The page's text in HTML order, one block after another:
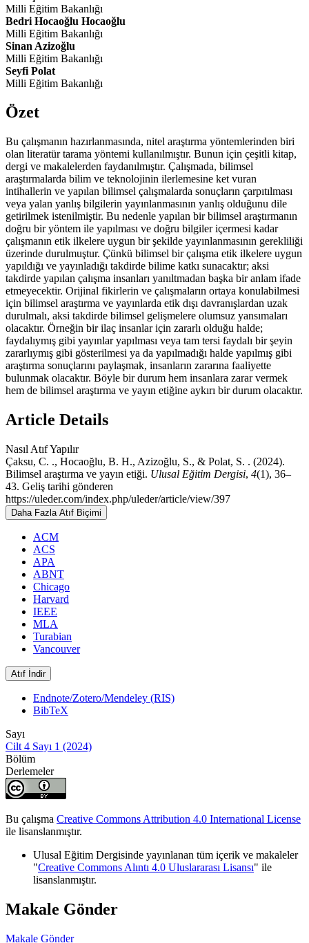
Milli Eğitim Bakanlığı
Bedri Hocaoğlu Hocaoğlu
Milli Eğitim Bakanlığı
Sinan Azizoğlu
Milli Eğitim Bakanlığı
Seyfi Polat
Milli Eğitim Bakanlığı
Özet
Bu çalışmanın hazırlanmasında, nitel araştırma yöntemlerinden biri
olan literatür tarama yöntemi kullanılmıştır. Bunun için çeşitli kitap,
dergi ve makalelerden faydanılmıştır. Çalışmada, bilimsel
araştırmalarda bilim ve teknolojinin ilerlemesine ket vuran
intihallerin ve yapılan bilimsel çalışmalarda sonuçların çarpıtılması
veya yalan yanlış bilgilerin yayınlanmasının yanlış olduğunu dile
getirilmek istenilmiştir. Bu nedenle yapılan bir bilimsel araştırmanın
doğru bir yöntem ile yapılması ve doğru bilgiler içermesi kadar
çalışmanın etik ilkelere uygun bir şekilde yayınlanmasının gerekliliği
üzerinde durulmuştur. Çünkü bilimsel bir çalışma etik ilkelere uygun
yapıldığı ve yayınladığı takdirde bilime katkı sunacaktır; aksi
takdirde yapılan çalışma insanları yanıltmadan başka bir anlam ifade
etmeyecektir. Orijinal fikirlerin ve çalışmaların ortaya konulabilmesi
için bilimsel araştırma ve yayınlarda etik dışı davranışlardan uzak
durulmalı, aksi takdirde bilimsel gelişmelere olumsuz yansımaları
olacaktır. Örneğin bir ilaç insanlar için zararlı olduğu halde;
faydalıymış gibi yayınlar yapılması veya tam tersi faydalı bir şeyin
zararlıymış gibi gösterilmesi ya da yapılmadığı halde yapılmış gibi
araştırma sonuçlarını paylaşmak, insanların zararına faaliyette
bulunmak olacaktır. Böyle bir durum hem insanlara zarar vermek
hem de bilimsel araştırma ve yayın etiğine aykırı bir durum olacaktır.
Article Details
Nasıl Atıf Yapılır
Çaksu, C. ., Hocaoğlu, B. H., Azizoğlu, S., & Polat, S. . (2024).
Bilimsel araştırma ve yayın etiği. Ulusal Eğitim Dergisi, 4(1), 36–
43. Geliş tarihi gönderen
https://uleder.com/index.php/uleder/article/view/397
Daha Fazla Atıf Biçimi
ACM
ACS
APA
ABNT
Chicago
Harvard
IEEE
MLA
Turabian
Vancouver
Atıf İndir
Endnote/Zotero/Mendeley (RIS)
BibTeX
Sayı
Cilt 4 Sayı 1 (2024)
Bölüm
Derlemeler
Bu çalışma Creative Commons Attribution 4.0 International License
ile lisanslanmıştır.
Ulusal Eğitim Dergisinde yayınlanan tüm içerik ve makaleler
"Creative Commons Alıntı 4.0 Uluslararası Lisansı" ile
lisanslanmıştır.
Makale Gönder
Makale Gönder